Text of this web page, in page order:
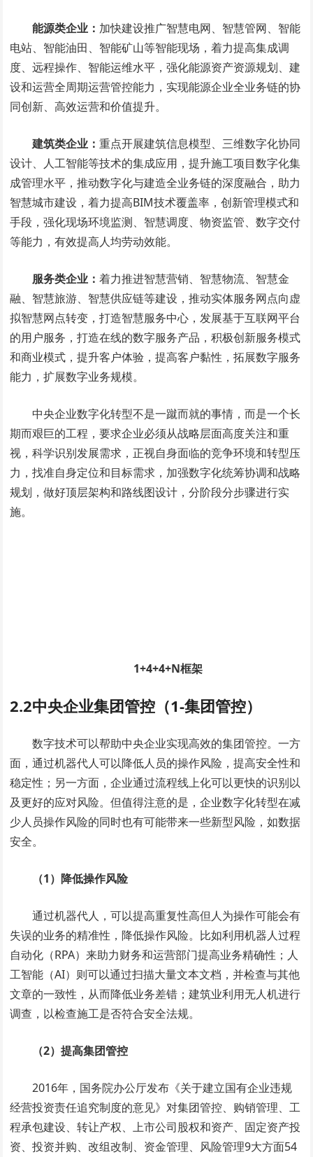
能源类企业： 加快建设推广智慧电网、智慧管网、智能
电站、智能油田、智能矿山等智能现场，着力提高集成调
度、远程操作、智能运维水平，强化能源资产资源规划、建
设和运营全周期运营管控能力，实现能源企业全业务链的协
同创新、高效运营和价值提升。
建筑类企业：重点开展建筑信息模型、三维数字化协同
设计、人工智能等技术的集成应用，提升施工项目数字化集
成管理水平，推动数字化与建造全业务链的深度融合，助力
智慧城市建设，着力提高BIM技术覆盖率，创新管理模式和
手段，强化现场环境监测、智慧调度、物资监管、数字交付
等能力，有效提高人均劳动效能。
服务类企业：着力推进智慧营销、智慧物流、智慧金
融、智慧旅游、智慧供应链等建设，推动实体服务网点向虚
拟智慧网点转变，打造智慧服务中心，发展基于互联网平台
的用户服务，打造在线的数字服务产品，积极创新服务模式
和商业模式，提升客户体验，提高客户黏性，拓展数字服务
能力，扩展数字业务规模。
中央企业数字化转型不是一蹴而就的事情，而是一个长
期而艰巨的工程，要求企业必须从战略层面高度关注和重
视，科学识别发展需求，正视自身面临的竞争环境和转型压
力，找准自身定位和目标需求，加强数字化统筹协调和战略
规划，做好顶层架构和路线图设计，分阶段分步骤进行实
施。
1+4+4+N框架
2.2中央企业集团管控（1-集团管控）
数字技术可以帮助中央企业实现高效的集团管控。一方
面，通过机器代人可以降低人员的操作风险，提高安全性和
稳定性；另一方面，企业通过流程线上化可以更快的识别以
及更好的应对风险。但值得注意的是，企业数字化转型在减
少人员操作风险的同时也有可能带来一些新型风险，如数据
安全。
（1）降低操作风险
通过机器代人，可以提高重复性高但人为操作可能会有
失误的业务的精准性，降低操作风险。比如利用机器人过程
自动化（RPA）来助力财务和运营部门提高业务精确性；人
工智能（AI）则可以通过扫描大量文本文档，并检查与其他
文章的一致性，从而降低业务差错；建筑业利用无人机进行
调查，以检查施工是否符合安全法规。
（2）提高集团管控
2016年，国务院办公厅发布《关于建立国有企业违规
经营投资责任追究制度的意见》对集团管控、购销管理、工
程承包建设、转让产权、上市公司股权和资产、固定资产投
资、投资并购、改组改制、资金管理、风险管理9大方面54